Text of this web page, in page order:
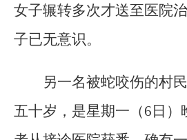
女子辗转多次才送至医院
子已无意识。
另一名被蛇咬伤的村
五十岁，是星期一（6日）